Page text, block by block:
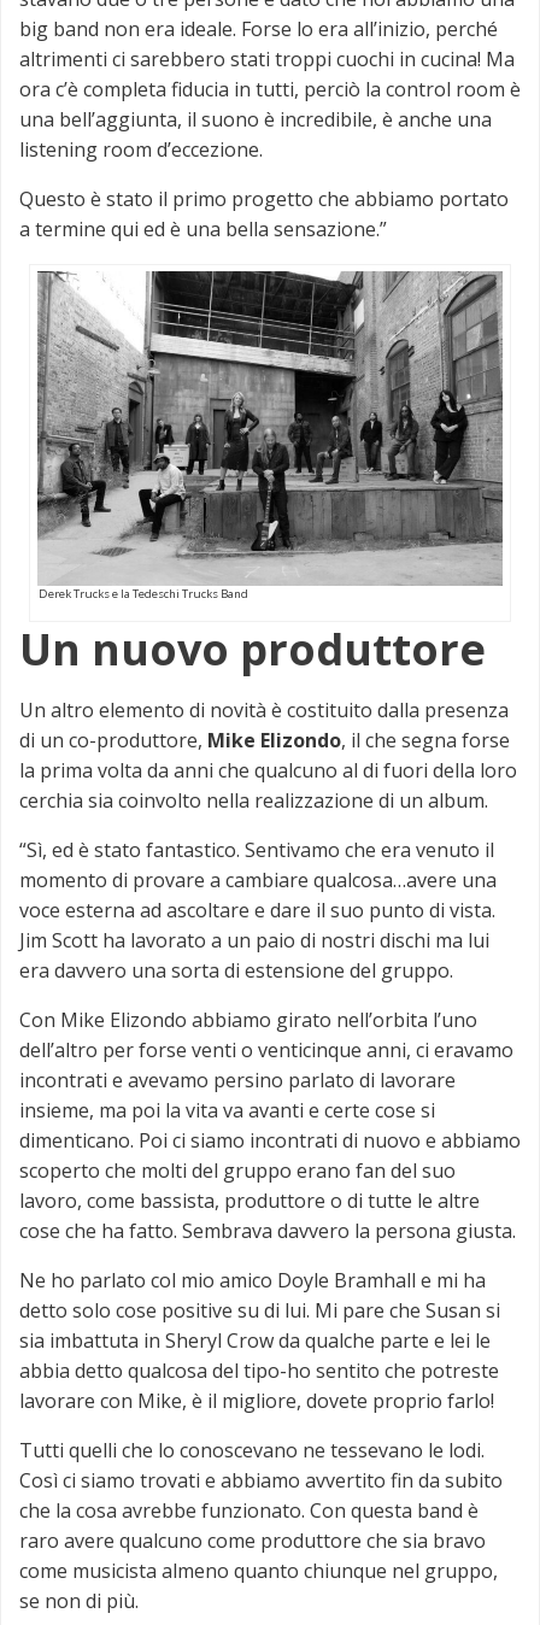
big band non era ideale. Forse lo era all’inizio, perché
altrimenti ci sarebbero stati troppi cuochi in cucina! Ma
ora c’è completa fiducia in tutti, perciò la control room è
una bell’aggiunta, il suono è incredibile, è anche una
listening room d’eccezione.
Questo è stato il primo progetto che abbiamo portato
a termine qui ed è una bella sensazione.”
Derek Trucks e la Tedeschi Trucks Band
Un nuovo produttore
Un altro elemento di novità è costituito dalla presenza
di un co-produttore, Mike Elizondo, il che segna forse
la prima volta da anni che qualcuno al di fuori della loro
cerchia sia coinvolto nella realizzazione di un album.
“Sì, ed è stato fantastico. Sentivamo che era venuto il
momento di provare a cambiare qualcosa…avere una
voce esterna ad ascoltare e dare il suo punto di vista.
Jim Scott ha lavorato a un paio di nostri dischi ma lui
era davvero una sorta di estensione del gruppo.
Con Mike Elizondo abbiamo girato nell’orbita l’uno
dell’altro per forse venti o venticinque anni, ci eravamo
incontrati e avevamo persino parlato di lavorare
insieme, ma poi la vita va avanti e certe cose si
dimenticano. Poi ci siamo incontrati di nuovo e abbiamo
scoperto che molti del gruppo erano fan del suo
lavoro, come bassista, produttore o di tutte le altre
cose che ha fatto. Sembrava davvero la persona giusta.
Ne ho parlato col mio amico Doyle Bramhall e mi ha
detto solo cose positive su di lui. Mi pare che Susan si
sia imbattuta in Sheryl Crow da qualche parte e lei le
abbia detto qualcosa del tipo-ho sentito che potreste
lavorare con Mike, è il migliore, dovete proprio farlo!
Tutti quelli che lo conoscevano ne tessevano le lodi.
Così ci siamo trovati e abbiamo avvertito fin da subito
che la cosa avrebbe funzionato. Con questa band è
raro avere qualcuno come produttore che sia bravo
come musicista almeno quanto chiunque nel gruppo,
se non di più.